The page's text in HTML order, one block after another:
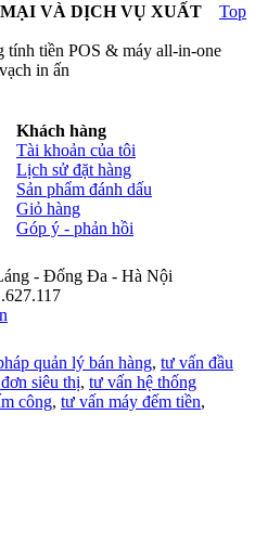
Top
VÀ DỊCH VỤ XUẤT
tính tiền POS & máy all-in-one
in ấn
Khách hàng
Tài khoản của tôi
Lịch sử đặt hàng
Sản phẩm đánh dấu
Giỏ hàng
Góp ý - phản hồi
- Đống Đa - Hà Nội
quản lý bán hàng, tư vấn đầu
siêu thị, tư vấn hệ thống
công, tư vấn máy đếm tiền,